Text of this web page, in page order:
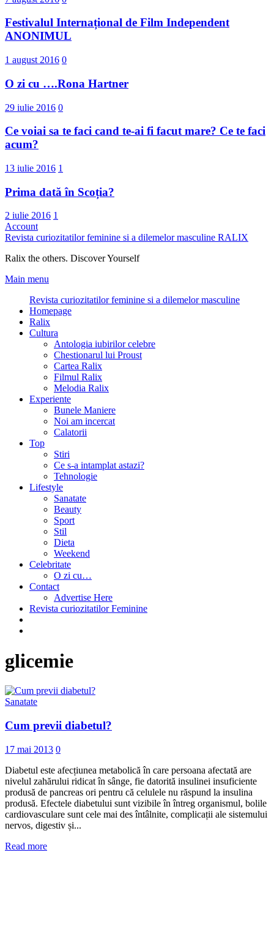
Festivalul Internațional de Film Independent
ANONIMUL
1 august 2016 0
O zi cu ….Rona Hartner
29 iulie 2016 0
Ce voiai sa te faci cand te-ai fi facut mare? Ce te faci
acum?
13 iulie 2016 1
Prima dată în Scoția?
2 iulie 2016 1
Account
Revista curiozitatilor feminine si a dilemelor masculine RALIX
Ralix the others. Discover Yourself
Main menu
Revista curiozitatilor feminine si a dilemelor masculine
Homepage
Ralix
Cultura
Antologia iubirilor celebre
Chestionarul lui Proust
Cartea Ralix
Filmul Ralix
Melodia Ralix
Experiente
Bunele Maniere
Noi am incercat
Calatorii
Top
Stiri
Ce s-a intamplat astazi?
Tehnologie
Lifestyle
Sanatate
Beauty
Sport
Stil
Dieta
Weekend
Celebritate
O zi cu…
Contact
Advertise Here
Revista curiozitatilor Feminine
glicemie
Sanatate
Cum previi diabetul?
17 mai 2013 0
Diabetul este afecțiunea metabolică în care persoana afectată are
nivelul zahărului ridicat în sânge, fie datorită insulinei insuficiente
produsă de pancreas ori pentru că celulele nu răspund la insulina
produsă. Efectele diabetului sunt vizibile în întreg organismul, bolile
cardiovasculare sunt cele mai des întâlnite, complicații ale sistemului
nervos, digestiv și...
Read more